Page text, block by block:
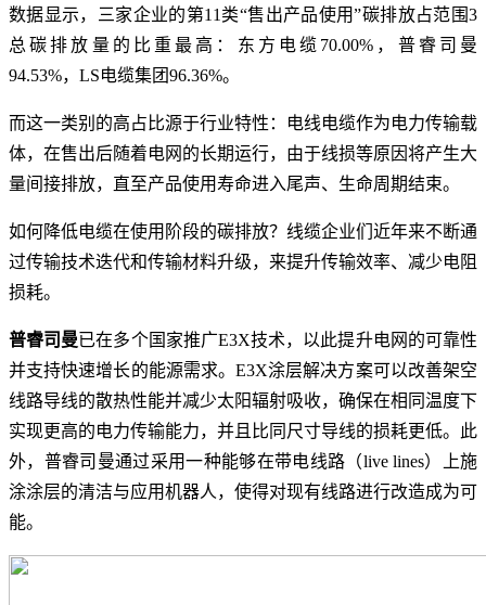
数据显示，三家企业的第11类“售出产品使用”碳排放占范围3
总碳排放量的比重最高：东方电缆70.00%，普睿司曼
94.53%，LS电缆集团96.36%。
而这一类别的高占比源于行业特性：电线电缆作为电力传输载
体，在售出后随着电网的长期运行，由于线损等原因将产生大
量间接排放，直至产品使用寿命进入尾声、生命周期结束。
如何降低电缆在使用阶段的碳排放？线缆企业们近年来不断通
过传输技术迭代和传输材料升级，来提升传输效率、减少电阻
损耗。
普睿司曼已在多个国家推广E3X技术，以此提升电网的可靠性
并支持快速增长的能源需求。E3X涂层解决方案可以改善架空
线路导线的散热性能并减少太阳辐射吸收，确保在相同温度下
实现更高的电力传输能力，并且比同尺寸导线的损耗更低。此
外，普睿司曼通过采用一种能够在带电线路（live lines）上施
涂涂层的清洁与应用机器人，使得对现有线路进行改造成为可
能。